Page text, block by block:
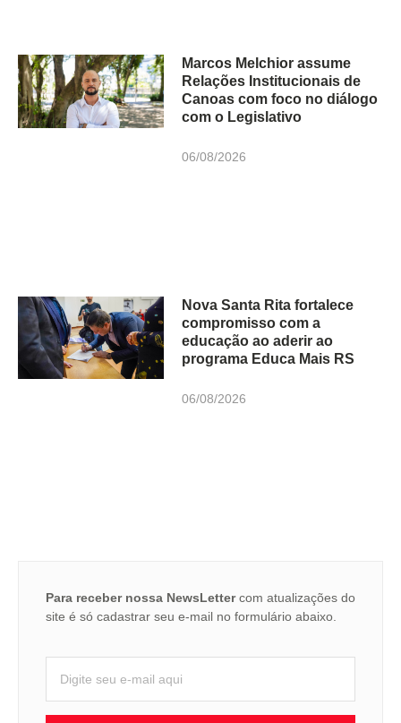
Marcos Melchior assume
Relações Institucionais de
Canoas com foco no diálogo
com o Legislativo
06/08/2026
Nova Santa Rita fortalece
compromisso com a
educação ao aderir ao
programa Educa Mais RS
06/08/2026
Para receber nossa NewsLettercom atualizações do
site é só cadastrar seu e-mail no formulário abaixo.